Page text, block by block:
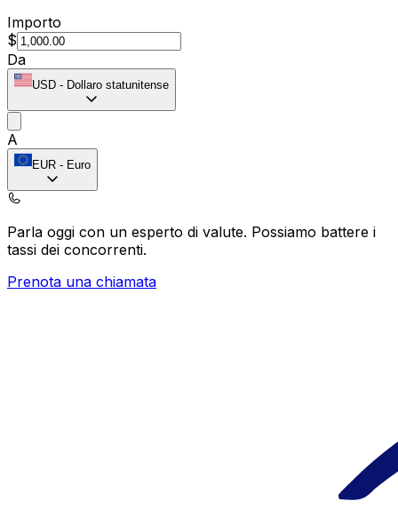
Importo
$
Da
USD - Dollaro statunitense
A
EUR - Euro
Parla oggi con un esperto di valute. Possiamo battere i
tassi dei concorrenti.
Prenota una chiamata